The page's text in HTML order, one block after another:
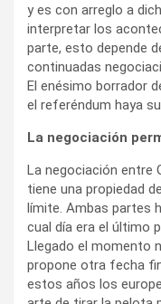
y es con arreglo a
interpretar los
parte, esto depende
continuadas
El enésimo borrador
el referéndum haya
La negociación
La negociación entre
tiene una propiedad
límite. Ambas partes
cual día era el último
Llegado el momento
propone otra fecha
estos años los